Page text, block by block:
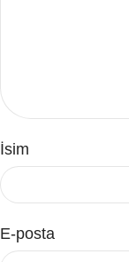
İsim
E-posta